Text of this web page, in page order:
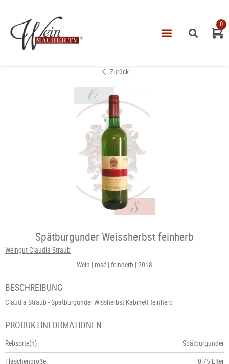
VINOTHEK
LEISTUNGEN
IMPRESSUM
0
Zurück
Spätburgunder Weissherbst feinherb
Weingut Claudia Straub
Wein
rosé feinherb 2018
BESCHREIBUNG
Claudia Straub - Spätburgunder Wissherbst Kabinett feinherb
PRODUKTINFORMATIONEN
Rebsorte(n)
Spätburgunder
Flaschengröße
0,75 Liter